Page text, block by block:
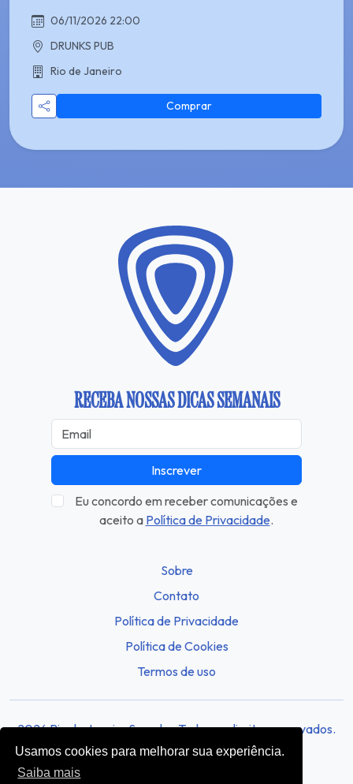
Usamos cookies para melhorar sua experiência.
Saiba mais
06/11/2026 22:00
DRUNKS PUB
Rio de Janeiro
Comprar
RECEBA NOSSAS DICAS SEMANAIS
Inscrever
Eu concordo em receber comunicações e
aceito a Política de Privacidade.
Sobre
Contato
Política de Privacidade
Política de Cookies
Termos de uso
2026 Rio de Janeiro Sounds - Todos os direitos reservados.